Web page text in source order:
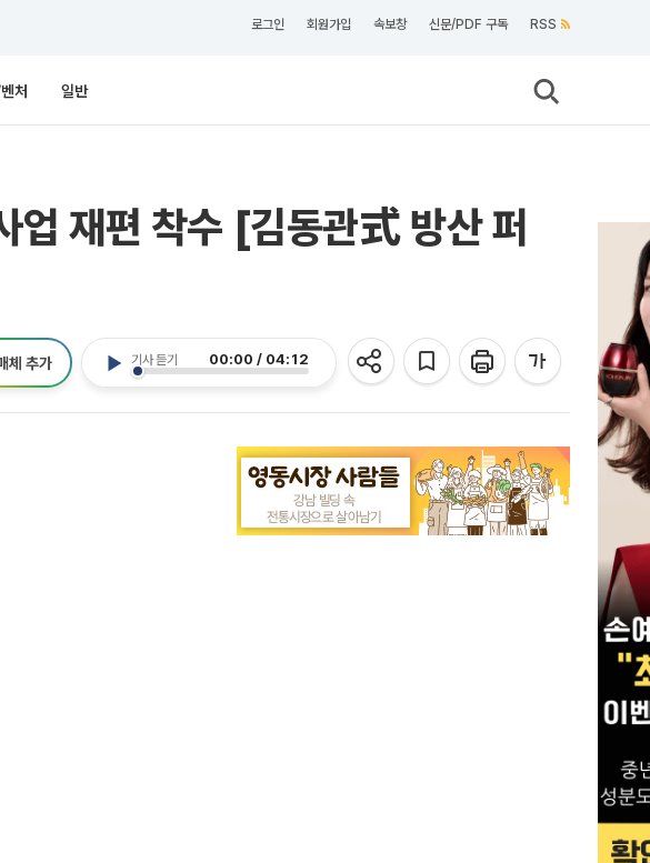
로그인 회원가입 속보창 신문/PDF 구독 RSS
처 일반
재편 착수 [김동관式 방산 퍼
기사 듣기 00:00 / 04:12
체 추가